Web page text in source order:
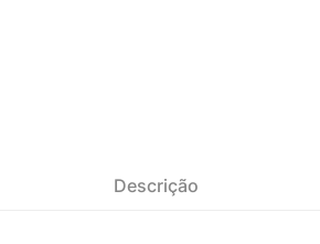
Descrição